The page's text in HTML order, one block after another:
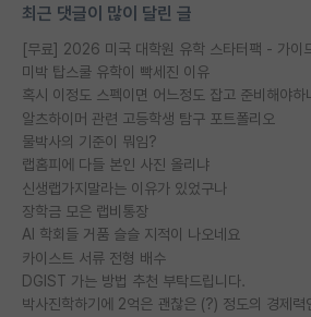
최근 댓글이 많이 달린 글
미박 탑스쿨 유학이 빡세진 이유
혹시 이정도 스펙이면 어느정도 잡고 준비해야하
알츠하이머 관련 고등학생 탐구 포트폴리오
물박사의 기준이 뭐임?
랩홈피에 다들 본인 사진 올리냐
신생랩가지말라는 이유가 있었구나
장학금 모은 랩비통장
AI 학회들 거품 슬슬 지적이 나오네요
카이스트 서류 전형 배수
DGIST 가는 방법 추천 부탁드립니다.